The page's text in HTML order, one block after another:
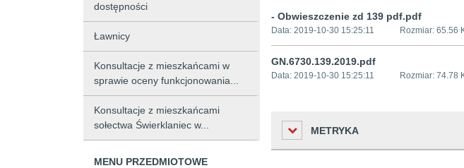
dostępności
Ławnicy
Konsultacje z mieszkańcami w
sprawie oceny funkcjonowania...
Konsultacje z mieszkańcami
sołectwa Świerklaniec w...
MENU PRZEDMIOTOWE
- Obwieszczenie zd 139 pdf.pdf
Data: 2019-10-30 15:25:11 Rozmiar: 65.56
GN.6730.139.2019.pdf
Data: 2019-10-30 15:25:11 Rozmiar: 74.78
METRYKA